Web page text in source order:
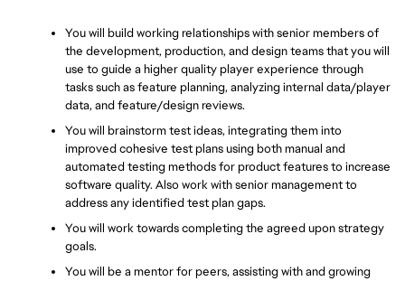
You will build working relationships with senior members of
the development, production, and design teams that you will
use to guide a higher quality player experience through
tasks such as feature planning, analyzing internal data/player
data, and feature/design reviews.
You will brainstorm test ideas, integrating them into
improved cohesive test plans using both manual and
automated testing methods for product features to increase
software quality. Also work with senior management to
address any identified test plan gaps.
You will work towards completing the agreed upon strategy
goals.
You will be a mentor for peers, assisting with and growing